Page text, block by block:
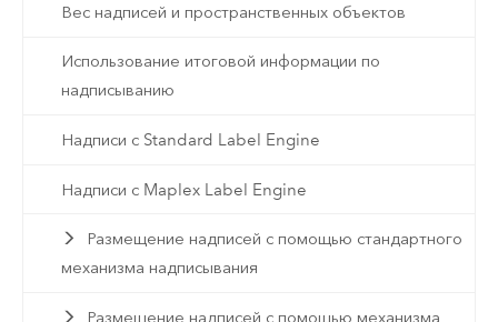
Вес надписей и пространственных объектов
Использование итоговой информации по
надписыванию
Надписи с Standard Label Engine
Надписи с Maplex Label Engine
Размещение надписей с помощью стандартного
механизма надписывания
Размещение надписей с помощью механизма